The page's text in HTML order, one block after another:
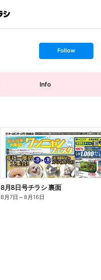
s
t
o
Follow
Info
8月8日号チラシ 裏面
8月7日 ～8月16日